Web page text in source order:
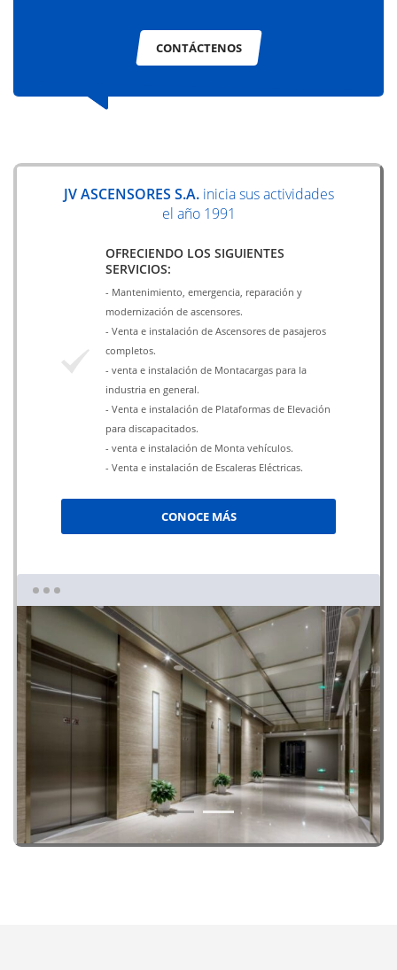
CONTÁCTENOS
JV ASCENSORES S.A. inicia sus actividades
el año 1991
OFRECIENDO LOS SIGUIENTES
SERVICIOS:
- Mantenimiento, emergencia, reparación y
modernización de ascensores.
- Venta e instalación de Ascensores de pasajeros
completos.
- venta e instalación de Montacargas para la
industria en general.
- Venta e instalación de Plataformas de Elevación
para discapacitados.
- venta e instalación de Monta vehículos.
- Venta e instalación de Escaleras Eléctricas.
CONOCE MÁS
1 2